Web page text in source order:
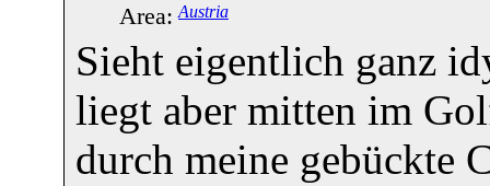
Area: Austria
Sieht eigentlich ganz
liegt aber mitten im
durch meine gebückte